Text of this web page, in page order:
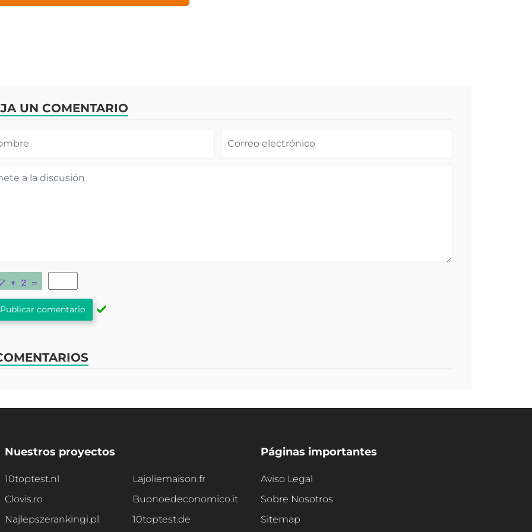
UN COMENTARIO
Publicar comentario
Nuestros proyectos
10toptest.nl
Clovis.ro
Najlepszerankingi.pl
Lajoliemaison.fr
Buonoedeconomico.it
10toptest.de
Páginas importantes
Aviso Legal
Sobre Nosotros
Sitemap